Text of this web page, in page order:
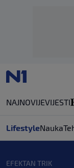
NAJNOVIJEVIJESTI
LifestyleNauka
EFEKTAN TRIK